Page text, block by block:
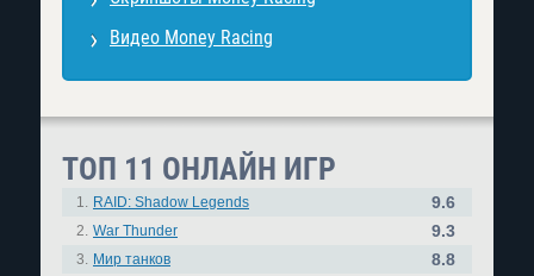
Видео Money Racing
ТОП 11 ОНЛАЙН ИГР
1. RAID: Shadow Legends 9.6
2. War Thunder 9.3
3. Мир танков 8.8